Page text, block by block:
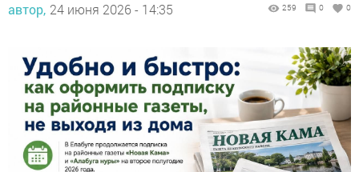
автор, 24 июня 2026 - 14:35 259 0 0